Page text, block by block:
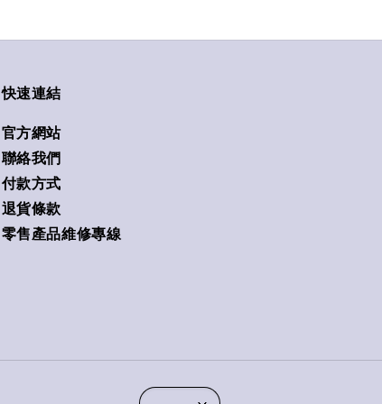
快速連結
官方網站
聯絡我們
付款方式
退貨條款
零售產品維修專線